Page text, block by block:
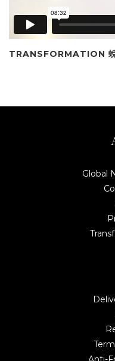
TRANSFORMATION
Global